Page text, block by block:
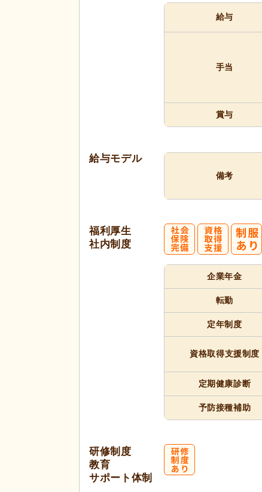
給与
手当
賞与
給与モデル
備考
福利厚生
社内制度
企業年金
転勤
定年制度
資格取得支援制度
定期健康診断
予防接種補助
研修制度
教育
サポート体制